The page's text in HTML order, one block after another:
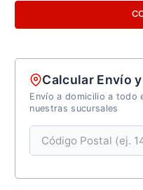
Calcular Envío
Envío a domicilio a todo
nuestras sucursales